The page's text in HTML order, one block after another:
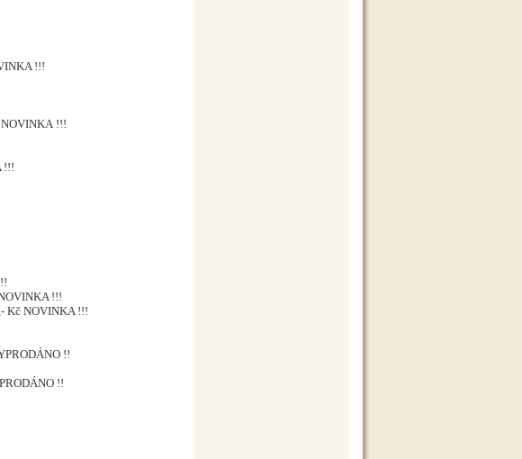
!!!
!!!
!!!
!!!
Kč NOVINKA !!!
!!
!!